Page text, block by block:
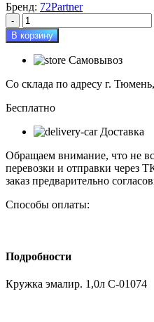
Бренд: 72Partner
Количество
товара
Кружка
эмалир.
1,0л
С-01074
В корзину
Самовывоз
Со склада по адресу г.
Бесплатно
Доставка
Обращаем внимание, что не
перевозки и отправки через
заказ предварительно
Способы оплаты:
Подробности
Кружка эмалир. 1,0л С-01074